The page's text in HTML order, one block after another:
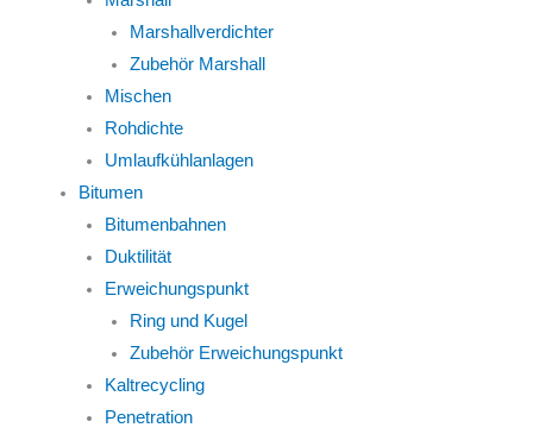
Marshallverdichter
Zubehör Marshall
Mischen
Rohdichte
Umlaufkühlanlagen
Bitumen
Bitumenbahnen
Duktilität
Erweichungspunkt
Ring und Kugel
Zubehör Erweichungspunkt
Kaltrecycling
Penetration